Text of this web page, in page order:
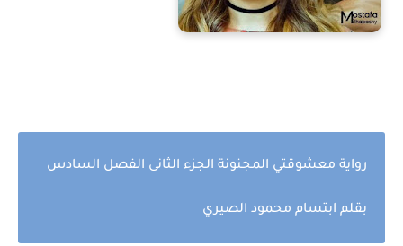
رواية معشوقتي المجنونة الجزء الثانى الفصل السادس
بقلم ابتسام محمود الصيري